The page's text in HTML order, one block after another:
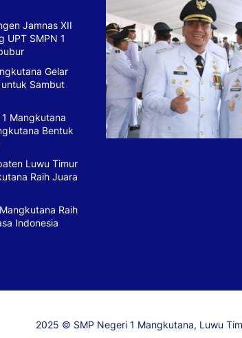
Jamnas XII
UPT SMPN 1
Gelar
untuk Sambut
1 Mangkutana
Bentuk
Luwu Timur
Raih Juara
Raih
Indonesia
2025 © SMP Negeri 1 Mangkutana, Luwu